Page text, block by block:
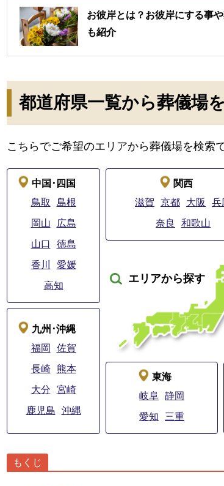
お彼岸とは？お彼岸にする事
も紹介
都道府県一覧から葬儀場
こちらでご希望のエリアから葬儀場を検索
エリアから探す
東海
岐阜 静岡
愛知
三重
関西
滋賀
京都 大阪
兵
奈良
和歌山
中国･四国
鳥取
島根
岡山
広島
山口
徳島
香川
愛媛
高知
九州･沖縄
福岡
佐賀
長崎
熊本
大分
宮崎
鹿児島
沖縄